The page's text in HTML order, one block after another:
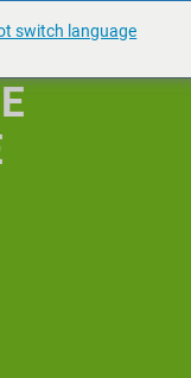
switch language